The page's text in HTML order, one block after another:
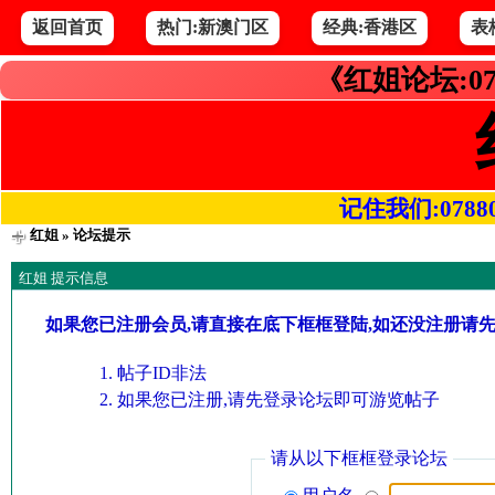
返回首页 热门:新澳门区 经典:香港区 表
《红姐论坛
记住我们
红姐» 论坛提示
红姐 提示信息
如果您已注册会员,请直接在底下框框登陆,如还没注册请
帖子ID非法
如果您已注册,请先登录论坛即可游览帖子
请从以下框框登录论坛